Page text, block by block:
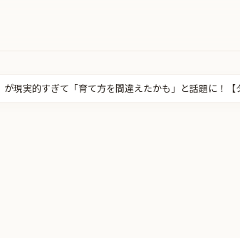
現実的すぎて「育て方を間違えたかも」と話題に！【